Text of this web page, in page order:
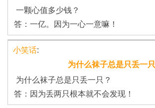
一颗心值多少钱？
答：一亿。因为一心一意嘛！
小笑话:
为什么袜子总是只丢一只
为什么袜子总是只丢一只？
答：因为丢两只根本就不会发现！